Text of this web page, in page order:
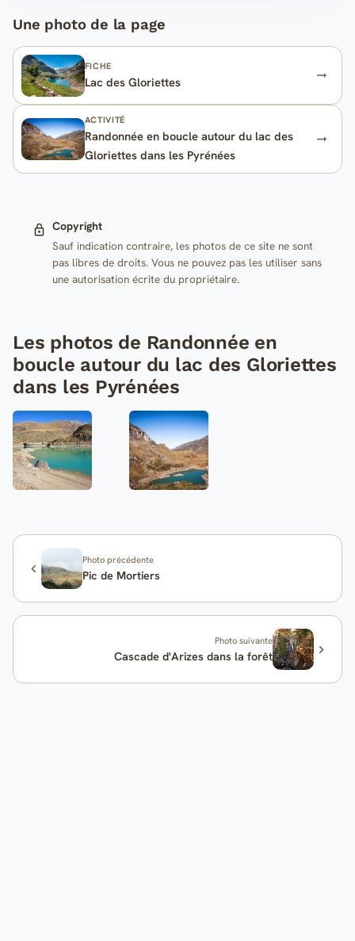
Une photo de la page
FICHE
Lac des Gloriettes
ACTIVITÉ
Randonnée en boucle autour du lac des
Gloriettes dans les Pyrénées
Copyright
Sauf indication contraire, les photos de ce site ne sont
pas libres de droits. Vous ne pouvez pas les utiliser sans
une autorisation écrite du propriétaire.
Les photos de Randonnée en
boucle autour du lac des Gloriettes
dans les Pyrénées
Photo précédente
Pic de Mortiers
Photo suivante
Cascade d'Arizes dans la forêt